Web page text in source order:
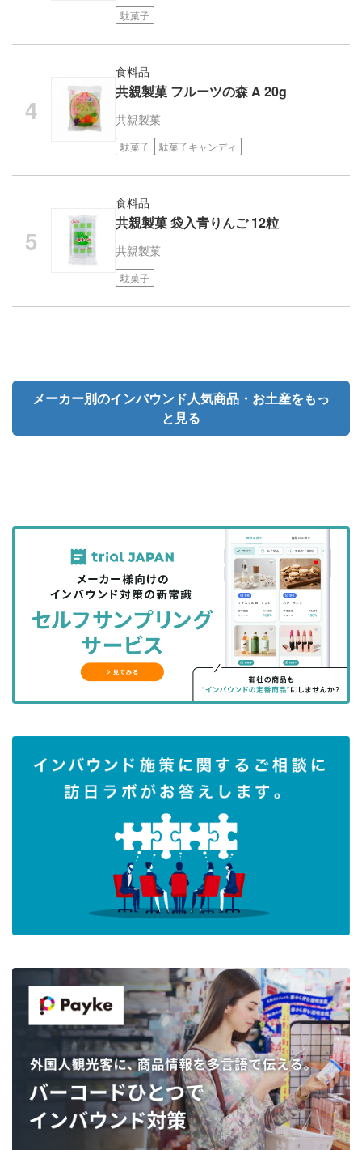
駄菓子
食料品
共親製菓 フルーツの森 A 20g
共親製菓
駄菓子 駄菓子キャンディ
食料品
共親製菓 袋入青りんご 12粒
共親製菓
駄菓子
メーカー別のインバウンド人気商品・お土産をもっ
と見る